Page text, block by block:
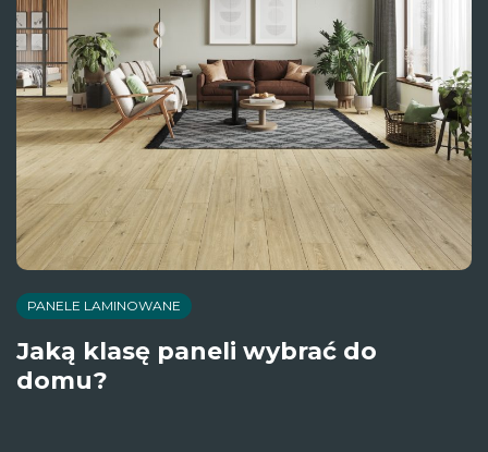
PANELE LAMINOWANE
Jaką klasę paneli wybrać do
domu?